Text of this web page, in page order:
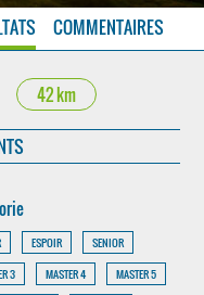
COMMENTAIRES
42 km
ESPOIR
SENIOR
3 MASTER 4
MASTER 5